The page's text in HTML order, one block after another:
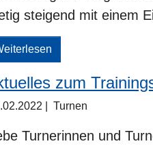
steigend mit einem
zum
Turnen
Turnerinnen und